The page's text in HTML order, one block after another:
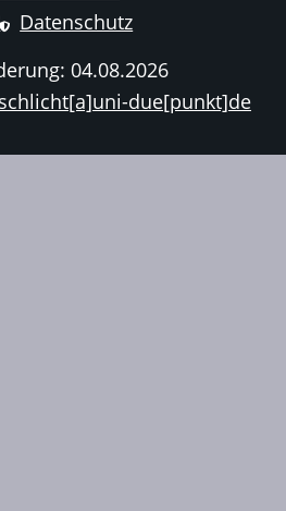
Datenschutz
04.08.2026
due[punkt]de